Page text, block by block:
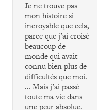
Je ne trouve pas
mon histoire si
incroyable que cela,
parce que j’ai croisé
beaucoup de
monde qui avait
connu bien plus de
difficultés que moi.
… Mais j’ai passé
toute ma vie dans
une peur absolue.